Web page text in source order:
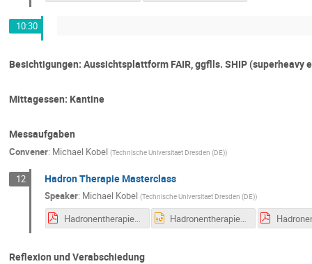
10:30
Besichtigungen: Aussichtsplattform FAIR, ggflls. SHIP (superheavy
Mittagessen: Kantine
Messaufgaben
Convener: Michael Kobel (Technische Universitaet Dresden (DE))
12 Hadron Therapie Masterclass
Speaker: Michael Kobel (Technische Universitaet Dresden (DE))
Hadronentherapie_HandsOn_LFB.pdf Hadronentherapie_HandsOn_LFB.pptx
Reflexion und Verabschiedung